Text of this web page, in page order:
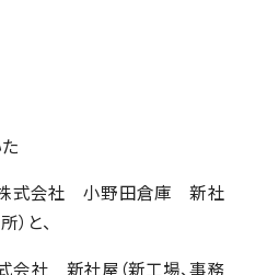
株式会社 小野田倉庫 新社
と、
会社 新社屋（新工場、事務